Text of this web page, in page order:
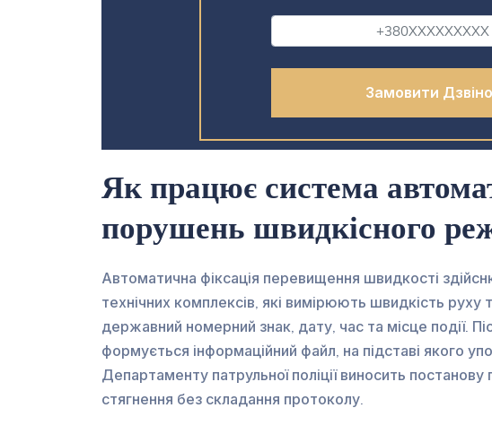
Як працює система
порушень швидкісного
Автоматична фіксація перевищення швидкості
технічних комплексів, які вимірюють швидкість
державний номерний знак, дату, час та місце події.
формується інформаційний файл, на підставі якого
Департаменту патрульної поліції виносить
стягнення без складання протоколу.